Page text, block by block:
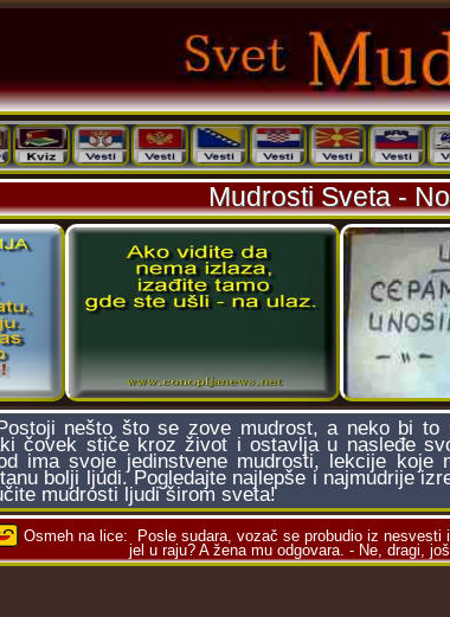
Mudrosti Sveta -
nešto što se zove mudrost, a neko bi to
čovek stiče kroz život i ostavlja u nasleđe
ima svoje jedinstvene mudrosti, lekcije koje
bolji ljudi. Pogledajte najlepše i najmudrije
mudrosti ljudi širom sveta!
Osmeh na lice:
Posle sudara, vozač se probudio iz
jel u raju? A žena mu odgovara. - Ne, dragi,